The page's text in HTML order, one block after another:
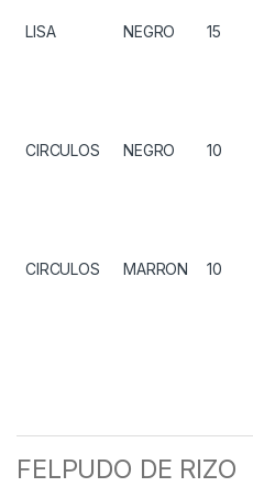
LISA NEGRO 15
CIRCULOS NEGRO 10
CIRCULOS MARRON 10
FELPUDO DE RIZO